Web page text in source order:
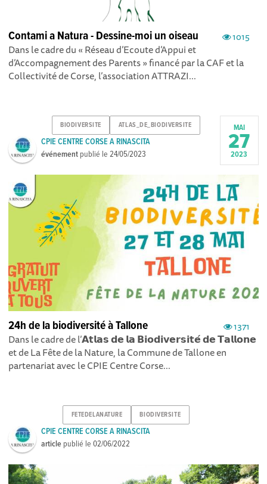
1015
Contami a Natura - Dessine-moi un oiseau
Dans le cadre du « Réseau d’Ecoute d’Appui et
d’Accompagnement des Parents » financé par la CAF et la
Collectivité de Corse, l’association ATTRAZI...
BIODIVERSITE ATLAS_DE_BIODIVERSITE
CPIE CENTRE CORSE A RINASCITA
événement publié le24/05/2023
MAI
27
2023
1371
24h de la biodiversité à Tallone
Dans le cadre de l’𝗔𝘁𝗹𝗮𝘀 𝗱𝗲 𝗹𝗮 𝗕𝗶𝗼𝗱𝗶𝘃𝗲𝗿𝘀𝗶𝘁𝗲́ 𝗱𝗲 𝗧𝗮𝗹𝗹𝗼𝗻𝗲
et de La Fête de la Nature, la Commune de Tallone en
partenariat avec le CPIE Centre Corse...
FETEDELANATURE BIODIVERSITE
CPIE CENTRE CORSE A RINASCITA
article publié le02/06/2022